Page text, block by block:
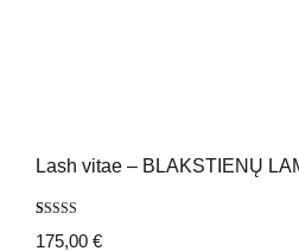
Lash vitae – BLAKSTIENŲ
5.00iš 5
175,00 €